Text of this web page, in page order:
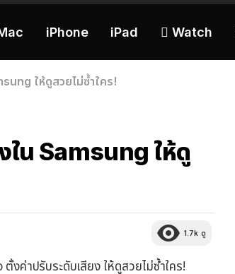
iPhone iPad  Watch
ให้ดูสวยไม่ซ้ำใคร!
น Samsung ให้ดู
1.7k ดู
ค่าปรับระดับเสียง ให้ดูสวยไม่ซ้ำใคร!